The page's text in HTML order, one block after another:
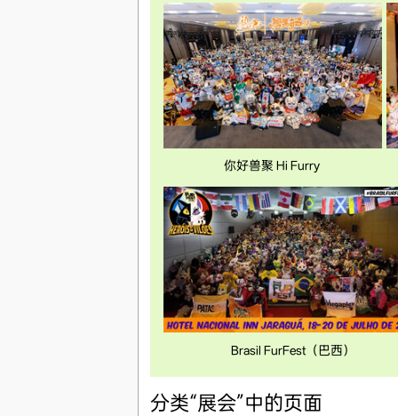
你好兽聚 Hi Furry
Brasil FurFest（巴西）
分类“展会”中的页面